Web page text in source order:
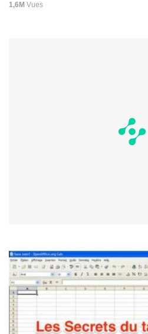
1,6M Vues